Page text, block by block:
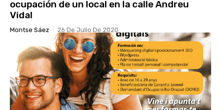
ocupación de un local en la calle Andreu
Vidal
Montse Sáez - 26 De Julio De 2020